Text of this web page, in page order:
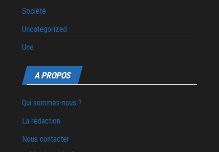
Société
Uncategorized
Une
A PROPOS
Qui sommes-nous ?
La rédaction
Nous contacter